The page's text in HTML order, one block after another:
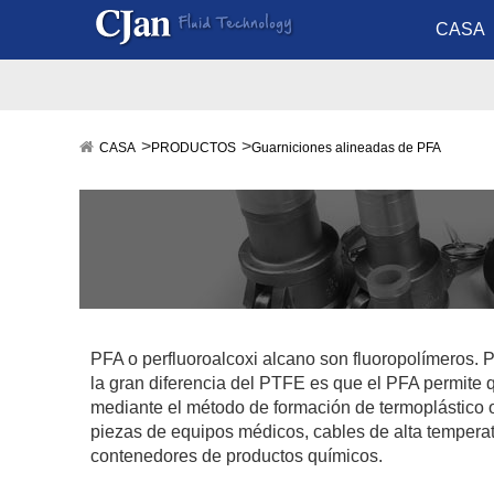
CASA
CASA PRODUCTOS Guarniciones alineadas de PFA
PFA o perfluoroalcoxi alcano son
la gran diferencia del PTFE es que el PFA
mediante el método de formación de
piezas de equipos médicos, cables de alta
contenedores de productos químicos.